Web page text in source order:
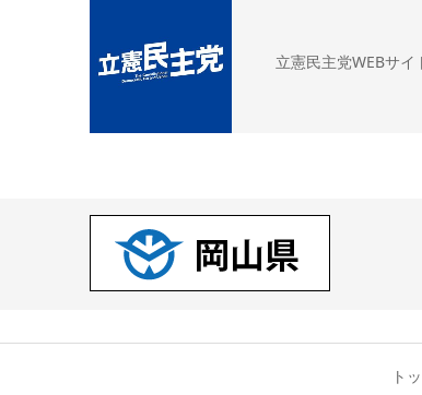
立憲民主党WEBサイ
ト